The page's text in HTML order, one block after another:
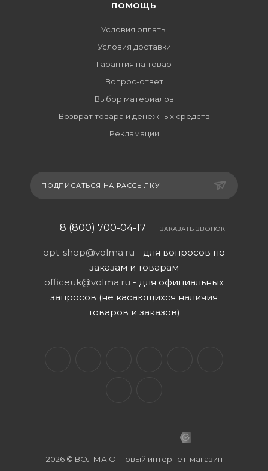
ПОМОЩЬ
Условия оплаты
Условия доставки
Гарантия на товар
Вопрос-ответ
Выбор материалов
Возврат товара и денежных средств
Рекламации
ПОДПИСАТЬСЯ НА РАССЫЛКУ
8 (800) 700-04-17 ЗАКАЗАТЬ ЗВОНОК
opt-shop@volma.ru - для вопросов по
заказам и товарам
officeuk@volma.ru - для официальных
запросов (не касающихся наличия
товаров и заказов)
2026 © ВОЛМА Оптовый интернет-магазин